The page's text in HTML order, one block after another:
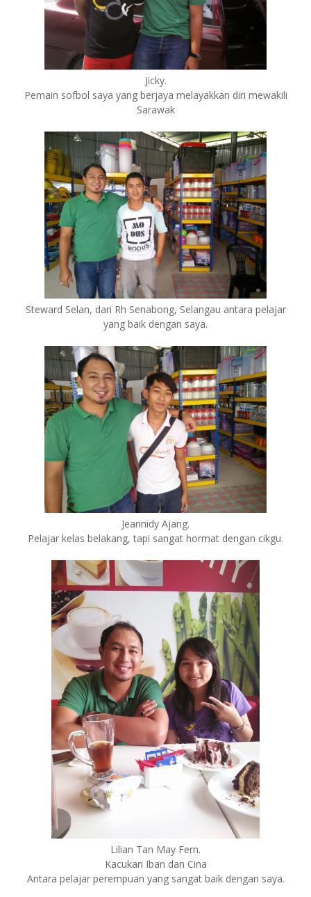
Jicky.
Pemain sofbol saya yang berjaya melayakkan diri mewakili
Sarawak
Steward Selan, dari Rh Senabong, Selangau antara pelajar
yang baik dengan saya.
Jeannidy Ajang.
Pelajar kelas belakang, tapi sangat hormat dengan cikgu.
Lilian Tan May Fern.
Kacukan Iban dan Cina
Antara pelajar perempuan yang sangat baik dengan saya.